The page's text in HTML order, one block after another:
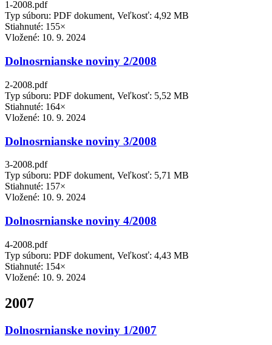
1-2008.pdf
Typ súboru: PDF dokument, Veľkosť: 4,92 MB
Stiahnuté: 155×
Vložené: 10. 9. 2024
Dolnosrnianske noviny 2/2008
2-2008.pdf
Typ súboru: PDF dokument, Veľkosť: 5,52 MB
Stiahnuté: 164×
Vložené: 10. 9. 2024
Dolnosrnianske noviny 3/2008
3-2008.pdf
Typ súboru: PDF dokument, Veľkosť: 5,71 MB
Stiahnuté: 157×
Vložené: 10. 9. 2024
Dolnosrnianske noviny 4/2008
4-2008.pdf
Typ súboru: PDF dokument, Veľkosť: 4,43 MB
Stiahnuté: 154×
Vložené: 10. 9. 2024
2007
Dolnosrnianske noviny 1/2007